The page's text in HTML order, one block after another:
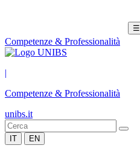
☰
Competenze & Professionalità
|
Competenze & Professionalità
unibs.it
IT EN